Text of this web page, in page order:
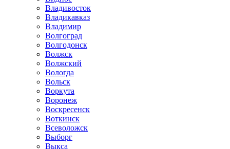
Владивосток
Владикавказ
Владимир
Волгоград
Волгодонск
Волжск
Волжский
Вологда
Вольск
Воркута
Воронеж
Воскресенск
Воткинск
Всеволожск
Выборг
Выкса